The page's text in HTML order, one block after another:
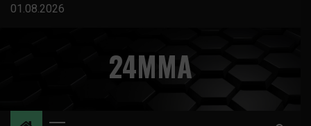
Перейти
01.08.2026
24MMA